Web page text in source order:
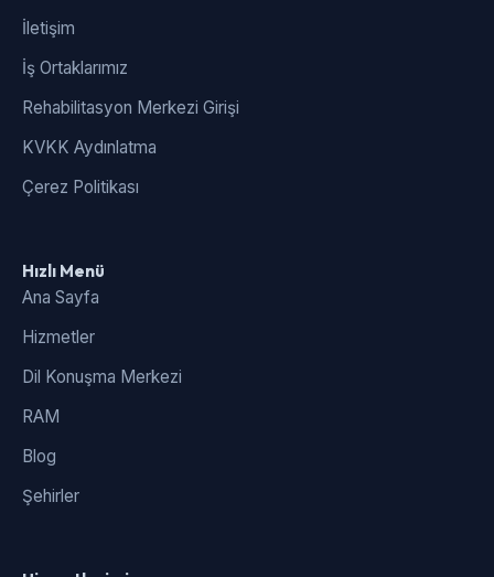
İletişim
İş Ortaklarımız
Rehabilitasyon Merkezi Girişi
KVKK Aydınlatma
Çerez Politikası
Hızlı Menü
Ana Sayfa
Hizmetler
Dil Konuşma Merkezi
RAM
Blog
Şehirler